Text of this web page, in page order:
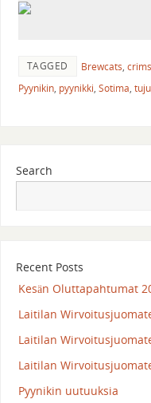
TAGGED Brewcats,
Pyynikin, pyynikki, Sotima, tuju
Search
Recent Posts
Kesän Oluttapahtumat
Laitilan
Laitilan
Laitilan
Pyynikin uutuuksia